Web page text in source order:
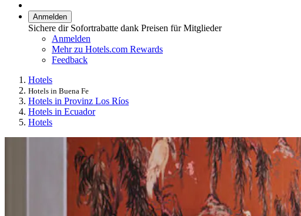
Anmelden
Sichere dir Sofortrabatte dank Preisen für Mitglieder
Anmelden
Mehr zu Hotels.com Rewards
Feedback
Hotels
Hotels in Buena Fe
Hotels in Provinz Los Ríos
Hotels in Ecuador
Hotels